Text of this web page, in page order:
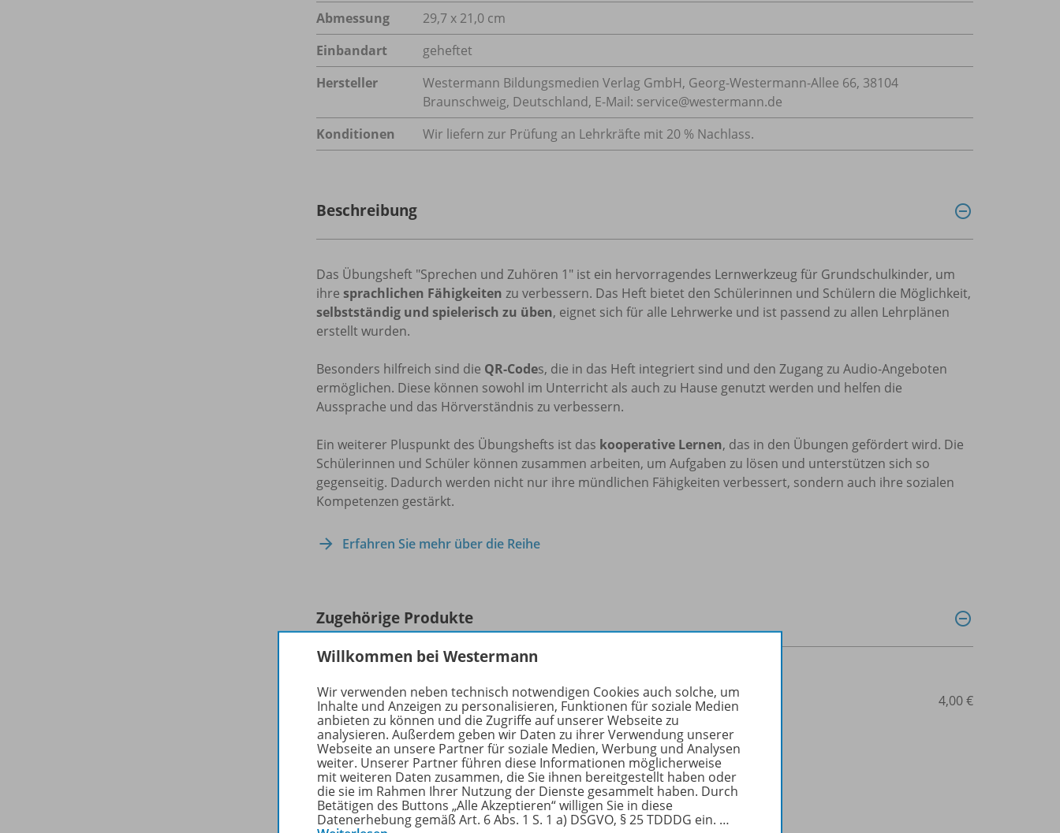
Abmessung
29,7 x 21,0 cm
Einbandart
geheftet
Hersteller
Westermann Bildungsmedien Verlag GmbH, Georg-Westermann-Allee 66, 38104
Braunschweig, Deutschland, E-Mail: service@westermann.de
Konditionen
Wir liefern zur Prüfung an Lehrkräfte mit 20 % Nachlass.
Beschreibung
Das Übungsheft "Sprechen und Zuhören 1" ist ein hervorragendes Lernwerkzeug für Grundschulkinder, um
ihre sprachlichen Fähigkeiten zu verbessern. Das Heft bietet den Schülerinnen und Schülern die Möglichkeit,
selbstständig und spielerisch zu üben, eignet sich für alle Lehrwerke und ist passend zu allen Lehrplänen
erstellt wurden.
Besonders hilfreich sind die QR-Codes, die in das Heft integriert sind und den Zugang zu Audio-Angeboten
ermöglichen. Diese können sowohl im Unterricht als auch zu Hause genutzt werden und helfen die
Aussprache und das Hörverständnis zu verbessern.
Ein weiterer Pluspunkt des Übungshefts ist das kooperative Lernen, das in den Übungen gefördert wird. Die
Schülerinnen und Schüler können zusammen arbeiten, um Aufgaben zu lösen und unterstützen sich so
gegenseitig. Dadurch werden nicht nur ihre mündlichen Fähigkeiten verbessert, sondern auch ihre sozialen
Kompetenzen gestärkt.
Erfahren Sie mehr über die Reihe
Zugehörige Produkte
Unterrichtsmaterialien
Grundschule
Lösungen Sprechen und Zuhören 1
Download
Sofort verfügbar
WEB-14-101676 4,00 €
Willkommen bei Westermann
Wir verwenden neben technisch notwendigen Cookies auch solche, um
Inhalte und Anzeigen zu personalisieren, Funktionen für soziale Medien
anbieten zu können und die Zugriffe auf unserer Webseite zu
analysieren. Außerdem geben wir Daten zu ihrer Verwendung unserer
Webseite an unsere Partner für soziale Medien, Werbung und Analysen
weiter. Unserer Partner führen diese Informationen möglicherweise
mit weiteren Daten zusammen, die Sie ihnen bereitgestellt haben oder
die sie im Rahmen Ihrer Nutzung der Dienste gesammelt haben. Durch
Betätigen des Buttons „Alle Akzeptieren“ willigen Sie in diese
Datenerhebung gemäß Art. 6 Abs. 1 S. 1 a) DSGVO, § 25 TDDDG ein. …